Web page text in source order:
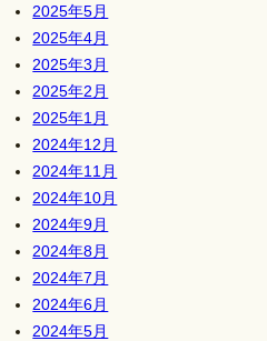
2025年5月
2025年4月
2025年3月
2025年2月
2025年1月
2024年12月
2024年11月
2024年10月
2024年9月
2024年8月
2024年7月
2024年6月
2024年5月